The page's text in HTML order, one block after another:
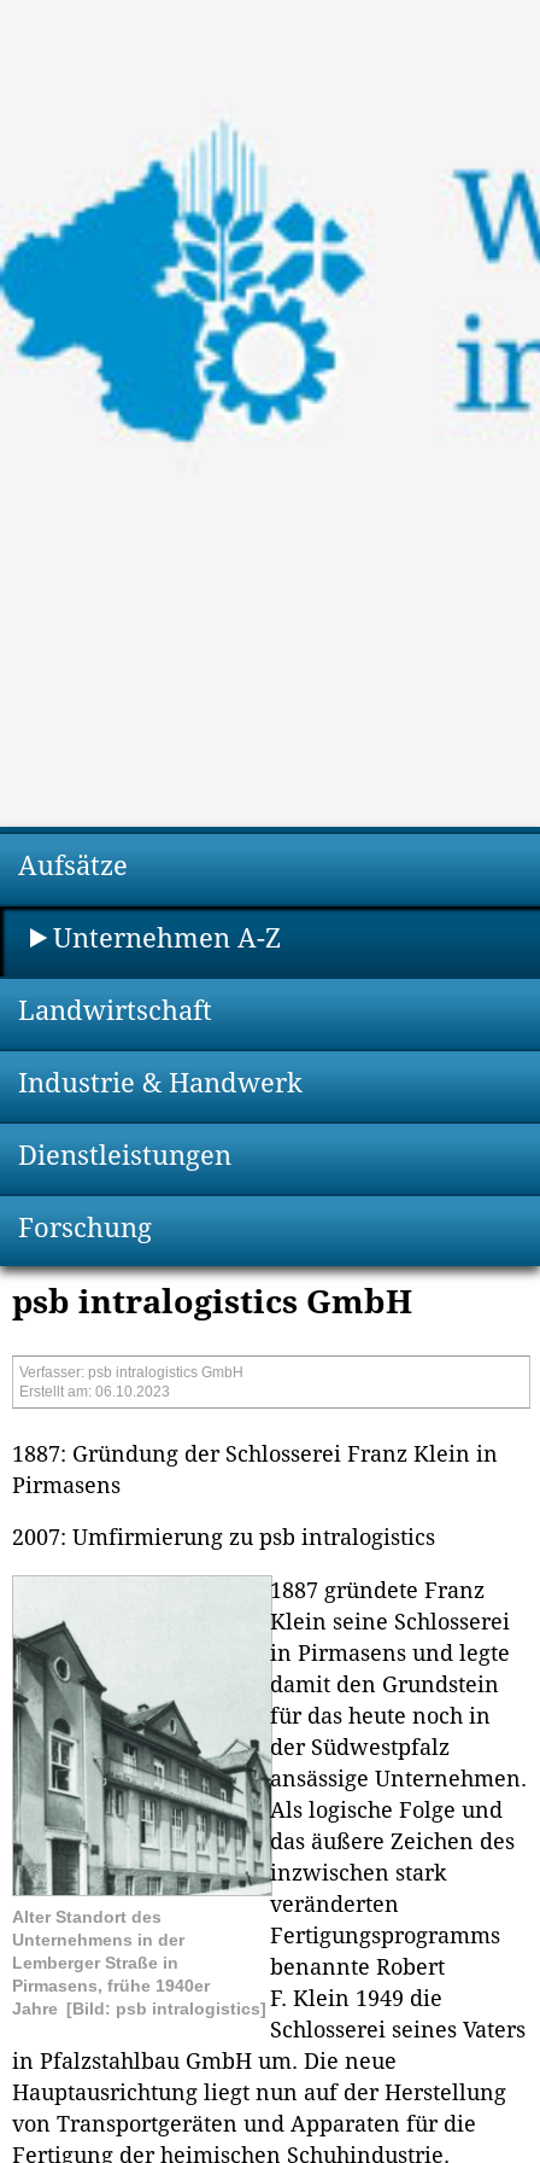
Aufsätze
Unternehmen A-Z
Landwirtschaft
Industrie & Handwerk
Dienstleistungen
Forschung
psb intralogistics GmbH
Verfasser: psb intralogistics GmbH
Erstellt am: 06.10.2023
1887: Gründung der Schlosserei Franz Klein in
Pirmasens
2007: Umfirmierung zu psb intralogistics
Alter Standort des
Unternehmens in der
Lemberger Straße in
Pirmasens, frühe 1940er
Jahre [Bild: psb intralogistics]
1887 gründete Franz
Klein seine Schlosserei
in Pirmasens und legte
damit den Grundstein
für das heute noch in
der Südwestpfalz
ansässige Unternehmen.
Als logische Folge und
das äußere Zeichen des
inzwischen stark
veränderten
Fertigungsprogramms
benannte Robert
F. Klein 1949 die
Schlosserei seines Vaters
in Pfalzstahlbau GmbH um. Die neue
Hauptausrichtung liegt nun auf der Herstellung
von Transportgeräten und Apparaten für die
Fertigung der heimischen Schuhindustrie.